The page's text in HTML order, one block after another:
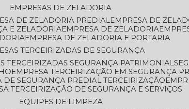
EMPRESAS DE ZELADORIA
DE ZELADORIA PREDIAL
EMPRESA DE
E ZELADORIA EMPRESA DE ZELADORIA
EMPRESA DE ZELADORIA E PORTARIA
TERCEIRIZADAS DE SEGURANÇA
TERCEIRIZADAS SEGURANÇA PATRIMONIAL
EMPRESA TERCEIRIZAÇÃO EM SEGURANÇA
DE SEGURANÇA PREDIAL TERCEIRIZAÇÃO
TERCEIRIZAÇÃO DE SEGURANÇA E SERVIÇOS
EQUIPES DE LIMPEZA